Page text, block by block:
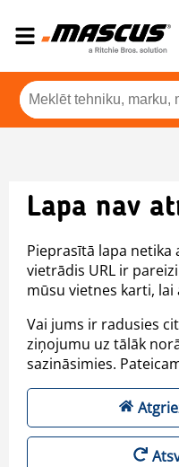
Lapa nav
Pieprasītā lapa netika
vietrādis URL ir
mūsu vietnes karti,
Vai jums ir radusies
ziņojumu uz tālāk
sazināsimies.